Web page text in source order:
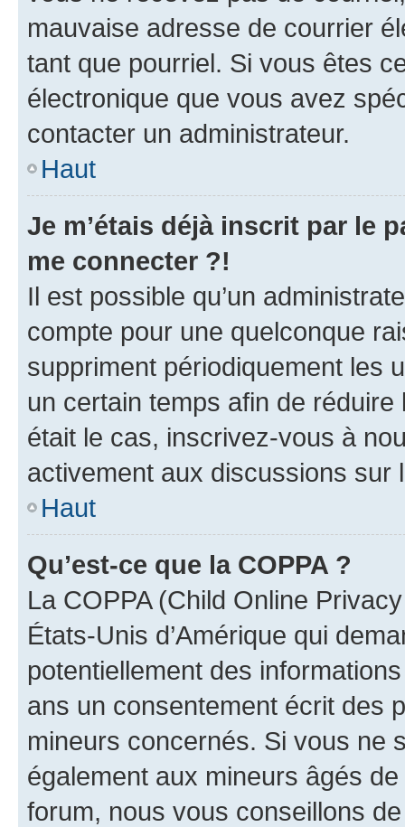
mauvaise adresse de courrier
tant que pourriel. Si vous êtes
électronique que vous avez
contacter un administrateur.
Haut
Je m’étais déjà inscrit par le
me connecter ?!
Il est possible qu’un
compte pour une quelconque
suppriment périodiquement les
un certain temps afin de
était le cas, inscrivez-vous à
activement aux discussions sur
Haut
Qu’est-ce que la COPPA ?
La COPPA (Child Online
États-Unis d’Amérique qui
potentiellement des
ans un consentement écrit des
mineurs concernés. Si vous ne
également aux mineurs âgés
forum, nous vous conseillons